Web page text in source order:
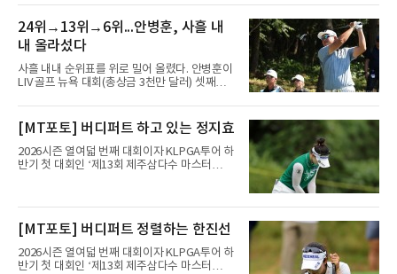
34위 김주형은 9일(한국시간) 미국 노스캐롤라
이나주 그린즈버러 세지필드 컨트리클럽(파70)
에서 보기 없이 버디만 7개를 잡았다. 16언더파
194타로 공동 선두에 나선 마이클 브레넌, 보 호
슬러(이상 미국)와는 한 타 차다. 지난달 제네시
스 스코틀랜드 오픈에 이은 시즌 2승 도전이다.
이날 페어웨이는 한 차례, 그린은 두 차례만 놓
홀(파5)은 두 번째 샷 온그린 후 2퍼트로, 17번
24위→13위→6위...안병훈, 사흘 내
내 올라섰다
사흘 내내 순위표를 위로 밀어 올렸다. 안병훈이
LIV 골프 뉴욕 대회(총상금 3천만 달러) 셋째날
일(한국시간) 미국 뉴저지주 베드민스터의 트럼
프 내셔널 골프 클럽 베드민스터(파71)에서 열
린 3라운드에서 보기 1개만 적고 버디 4개를 잡
아 3언더파 68타를 쳤다. 중간 합계 5언더파 208
타로 공동 6위에 올라섰다.정상과는 거리가 있
타를 줄여 중간 합계 3언더파 210타로 공동 10
[MT포토] 버디퍼트 하고 있는 정지효
2026시즌 열여덟 번째 대회이자 KLPGA투어 하
반기 첫 대회인 ‘제13회 제주삼다수 마스터
트(파72/6,767야드)에서 열리고 있다.8일 현재
에서 경기하고 있다.
[MT포토] 버디퍼트 정렬하는 한진선
2026시즌 열여덟 번째 대회이자 KLPGA투어 하
반기 첫 대회인 ‘제13회 제주삼다수 마스터